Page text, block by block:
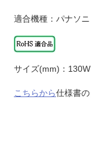
適合機種：パナソ
サイズ(mm)：
こちらから仕様書